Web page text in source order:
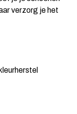
verzorg je het